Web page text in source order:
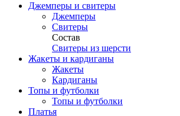
Джемперы и свитеры
Джемперы
Свитеры
Состав
Свитеры из шерсти
Жакеты и кардиганы
Жакеты
Кардиганы
Топы и футболки
Топы и футболки
Платья